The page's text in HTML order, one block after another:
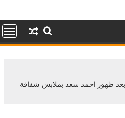
ظهور أحمد سعد بملابس شفافة